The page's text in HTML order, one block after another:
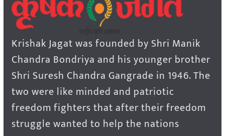
Krishak Jagat was founded by Shri Manik
Chandra Bondriya and his younger brother
Shri Suresh Chandra Gangrade in 1946. The
two were like minded and patriotic
freedom fighters that after their freedom
struggle wanted to help the nations